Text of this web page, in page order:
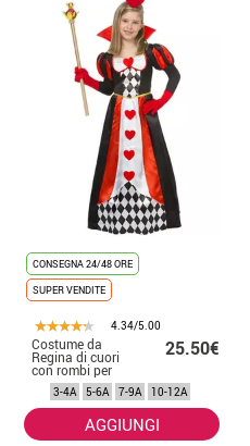
CONSEGNA 24/48 ORE
SUPER VENDITE
4.34/5.00
Costume da
Regina di cuori
con rombi per
bambina
25.50€
3-4A 5-6A 7-9A 10-12A
AGGIUNGI